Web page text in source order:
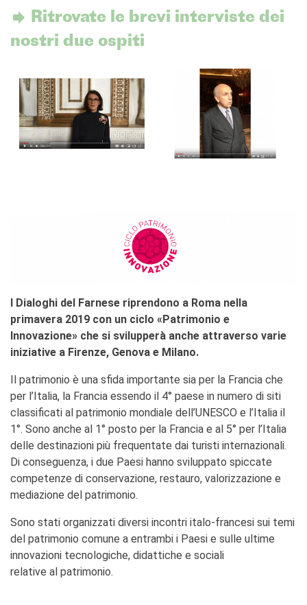
Ritrovate le brevi interviste dei
nostri due ospiti
I Dialoghi del Farnese riprendono a Roma nella
primavera 2019 con un ciclo «Patrimonio e
Innovazione» che si svilupperà anche attraverso varie
iniziative a Firenze, Genova e Milano.
Il patrimonio è una sfida importante sia per la Francia che
per l’Italia, la Francia essendo il 4° paese in numero di siti
classificati al patrimonio mondiale dell’UNESCO e l’Italia il
1°. Sono anche al 1° posto per la Francia e al 5° per l’Italia
delle destinazioni più frequentate dai turisti internazionali.
Di conseguenza, i due Paesi hanno sviluppato spiccate
competenze di conservazione, restauro, valorizzazione e
mediazione del patrimonio.
Sono stati organizzati diversi incontri italo-francesi sui temi
del patrimonio comune a entrambi i Paesi e sulle ultime
innovazioni tecnologiche, didattiche e sociali
relative al patrimonio.